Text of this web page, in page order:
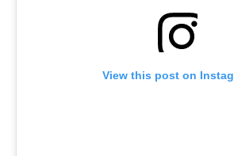
View this post on